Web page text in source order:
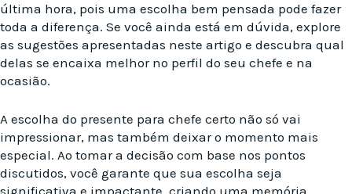
última hora, pois uma escolha bem pensada pode fazer
toda a diferença. Se você ainda está em dúvida, explore
as sugestões apresentadas neste artigo e descubra qual
delas se encaixa melhor no perfil do seu chefe e na
ocasião.
A escolha do presente para chefe certo não só vai
impressionar, mas também deixar o momento mais
especial. Ao tomar a decisão com base nos pontos
discutidos, você garante que sua escolha seja
significativa e impactante, criando uma memória